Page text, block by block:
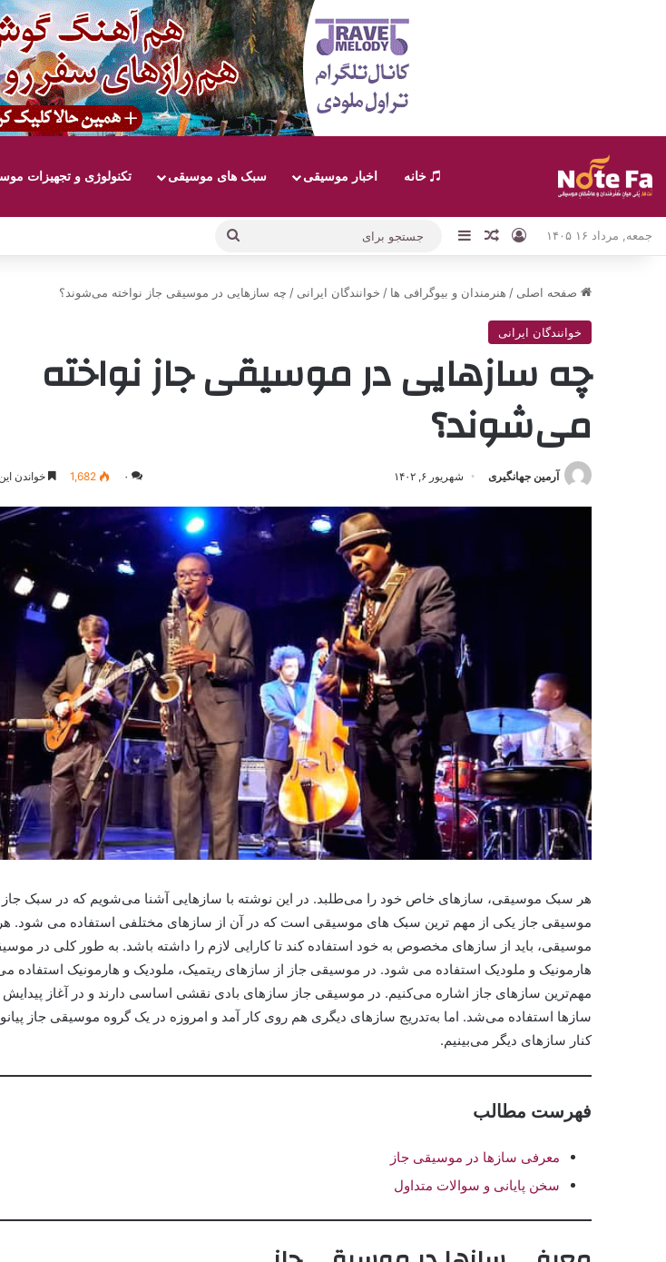
خانه اخبار موسیقی سبک های موسیقی تکنولوژی و تجهیزات
جمعه, مرداد ۱۶ ۱۴۰۵ ورودنوشته تصادفی
نوارکناری
جستجو
صفحه اصلی / هنرمندان و بیوگرافی ها / خوانندگان ایرانی / چه سازهایی در موسیقی جاز نواخته می‌شوند؟
خوانندگان ایرانی
چه سازهایی در موسیقی جاز نواخته
می‌شوند؟
آرمین جهانگیری شهریور ۶, ۱۴۰۲ ۰ 1,682 خواندن این مطلب 4
هر سبک موسیقی، سازهای خاص خود را می‌طلبد. در این نوشته با سازهایی آشنا می‌شویم که در سبک جاز
موسیقی جاز یکی از مهم‌ ترین سبک های موسیقی است که در آن از سازهای مختلفی استفاده می شود.
موسیقی، باید از سازهای مخصوص به خود استفاده کند تا کارایی لازم را داشته باشد. به طور کلی در
هارمونیک و ملودیک استفاده می شود. در موسیقی جاز از سازهای ریتمیک،‌ ملودیک و هارمونیک استفاده
مهم‌ترین سازهای جاز اشاره می‌کنیم. در موسیقی جاز سازهای بادی نقشی اساسی دارند و در آغاز
سازها استفاده می‌شد. اما به‌تدریج سازهای دیگری هم روی کار آمد و امروزه در یک گروه موسیقی جاز پیانو،
کنار سازهای دیگر می‌بینیم.
فهرست مطالب
معرفی سازها در موسیقی جاز
سخن پایانی و سوالات متداول